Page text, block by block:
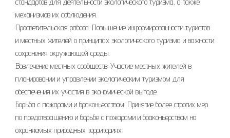
механизмов их соблюдения.
Просветительская работа: Повышение информированности туристов
и местных жителей о принципах экологического туризма и важности
сохранения окружающей среды.
Вовлечение местных сообществ: Участие местных жителей в
планировании и управлении экологическим туризмом для
обеспечения их участия в экономической выгоде.
Борьба с пожарами и браконьерством: Принятие более строгих мер
по предотвращению и борьбе с пожарами и браконьерством на
охраняемых природных территориях.